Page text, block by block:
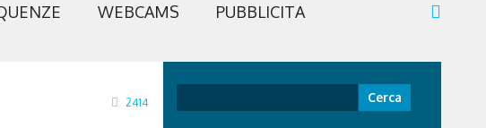
WEBCAMS PUBBLICITA
2414